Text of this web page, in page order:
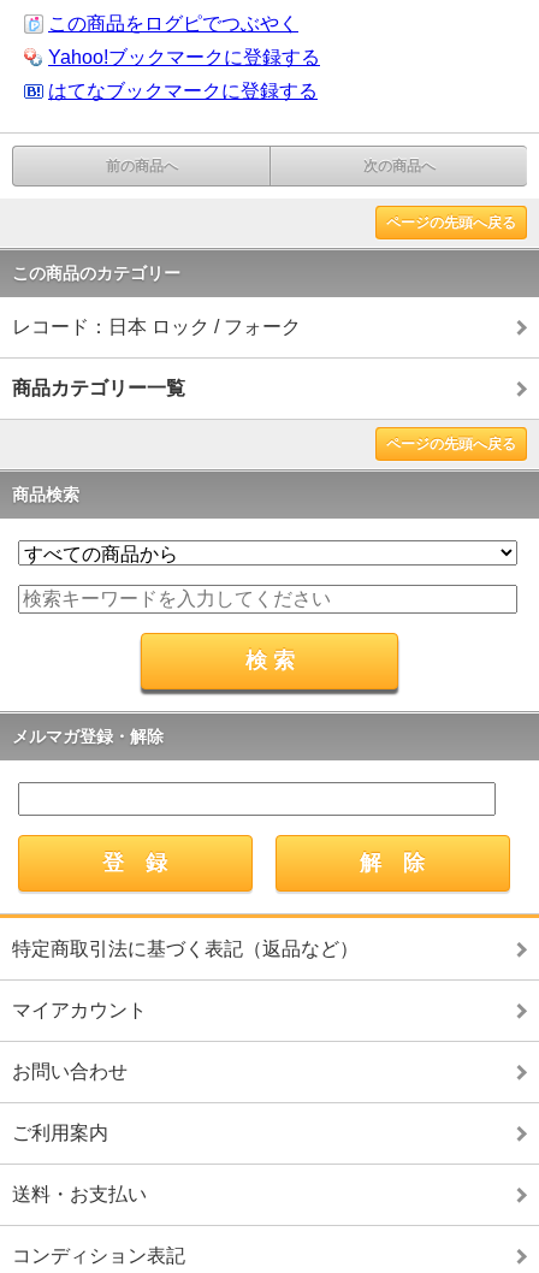
この商品をログピでつぶやく
Yahoo!ブックマークに登録する
はてなブックマークに登録する
前の商品へ 次の商品へ
ページの先頭へ戻る
この商品のカテゴリー
レコード：日本 ロック / フォーク
商品カテゴリー一覧
ページの先頭へ戻る
商品検索
メルマガ登録・解除
特定商取引法に基づく表記（返品など）
マイアカウント
お問い合わせ
ご利用案内
送料・お支払い
コンディション表記